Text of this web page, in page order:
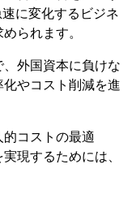
に変化するビジネ
られます。
外国資本に負けな
やコスト削減を進
コストの最適
現するためには、